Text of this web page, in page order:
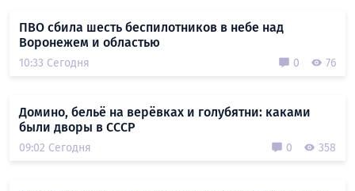
ПВО сбила шесть беспилотников в небе над
Воронежем и областью
10:33 Сегодня 0 76
Домино, бельё на верёвках и голубятни: каками
были дворы в СССР
09:02 Сегодня 0 358